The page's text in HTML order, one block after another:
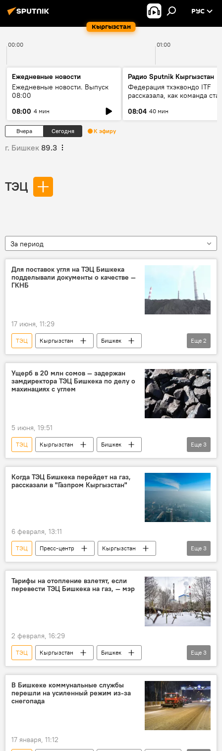
Кыргызстан
РУС
00:00 01:00
Ежедневные новости
Ежедневные новости. Выпуск
08:00
08:00 4 мин
Радио Sputnik Кыргызстан
Федерация тхэквондо ITF
рассказала, как команда
08:04 40 мин
Вчера Сегодня К эфиру
г. Бишкек 89.3
ТЭЦ
За период
Для поставок угля на ТЭЦ Бишкека
подделывали документы о качестве —
ГКНБ
17 июня, 11:29
ТЭЦ Кыргызстан
Бишкек
уголь
подделка документов
задержание
Еще 2
Ущерб в 20 млн сомов — задержан
замдиректора ТЭЦ Бишкека по делу о
махинациях с углем
5 июня, 19:51
ТЭЦ Кыргызстан
Бишкек
уголь
коррупция
задержание
ГКНБ
Еще 3
Когда ТЭЦ Бишкека перейдет на газ,
рассказали в "Газпром Кыргызстан"
6 февраля, 13:11
ТЭЦ Пресс-центр
Кыргызстан
Бишкек
газификация
ОсОО "Газпром Кыргызстан"
Еще 3
Тарифы на отопление взлетят, если
перевести ТЭЦ Бишкека на газ, — мэр
2 февраля, 16:29
ТЭЦ Кыргызстан
Бишкек
тарифы
газ отопление
Еще 3
В Бишкеке коммунальные службы
перешли на усиленный режим из-за
снегопада
17 января, 11:12